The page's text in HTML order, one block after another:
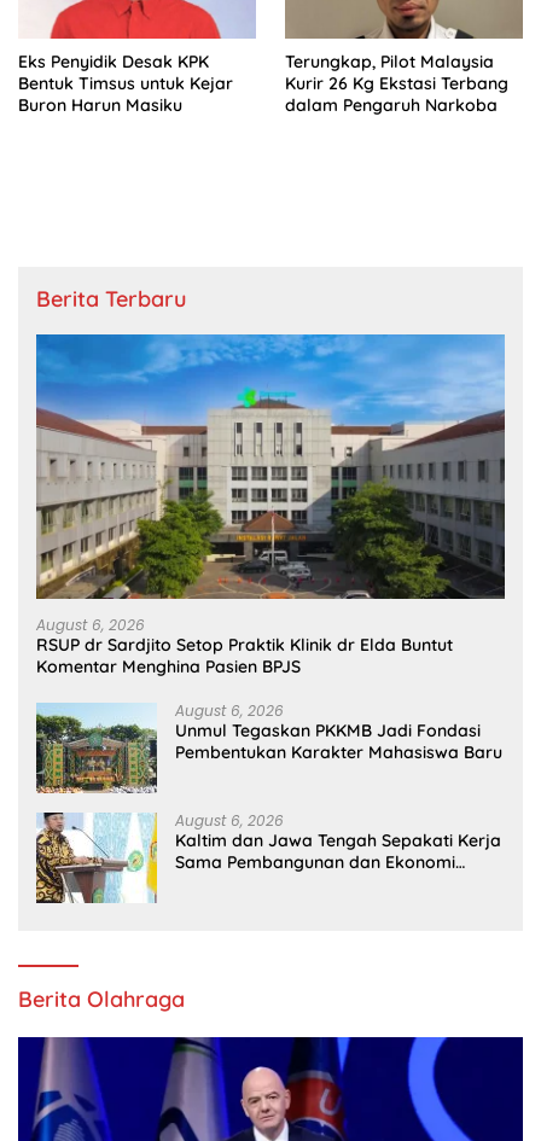
Eks Penyidik Desak KPK
Bentuk Timsus untuk Kejar
Buron Harun Masiku
Terungkap, Pilot Malaysia
Kurir 26 Kg Ekstasi Terbang
dalam Pengaruh Narkoba
Berita Terbaru
August 6, 2026
RSUP dr Sardjito Setop Praktik Klinik dr Elda Buntut
Komentar Menghina Pasien BPJS
August 6, 2026
Unmul Tegaskan PKKMB Jadi Fondasi
Pembentukan Karakter Mahasiswa Baru
August 6, 2026
Kaltim dan Jawa Tengah Sepakati Kerja
Sama Pembangunan dan Ekonomi
Berita Olahraga